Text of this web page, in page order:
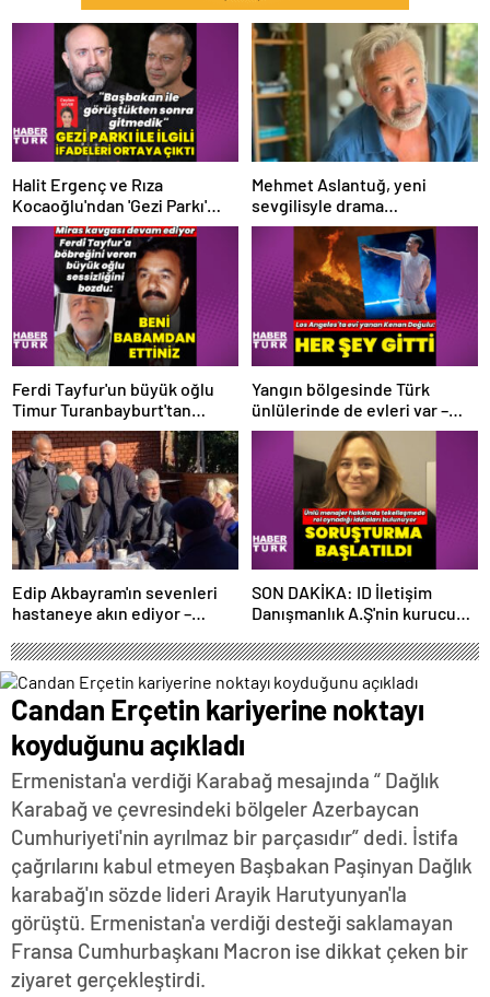
Halit Ergenç ve Rıza
Kocaoğlu'ndan 'Gezi Parkı'
ifadesi – Magazin haberleri
Mehmet Aslantuğ, yeni
sevgilisyle drama
çalışmalarında tanıştı –
Magazin haberleri
Ferdi Tayfur'un büyük oğlu
Timur Turanbayburt'tan
açıklama Magazin haberleri
Yangın bölgesinde Türk
ünlülerinde de evleri var –
Magazin haberleri
Edip Akbayram'ın sevenleri
hastaneye akın ediyor –
SON DAKİKA: ID İletişim
Danışmanlık A.Ş'nin kurucusu
hakkında resen soruşturma
başlatıldı
Candan Erçetin kariyerine noktayı
koyduğunu açıkladı
Ermenistan'a verdiği Karabağ mesajında “ Dağlık
Karabağ ve çevresindeki bölgeler Azerbaycan
Cumhuriyeti'nin ayrılmaz bir parçasıdır” dedi. İstifa
çağrılarını kabul etmeyen Başbakan Paşinyan Dağlık
karabağ'ın sözde lideri Arayik Harutyunyan'la
görüştü. Ermenistan'a verdiği desteği saklamayan
Fransa Cumhurbaşkanı Macron ise dikkat çeken bir
ziyaret gerçekleştirdi.